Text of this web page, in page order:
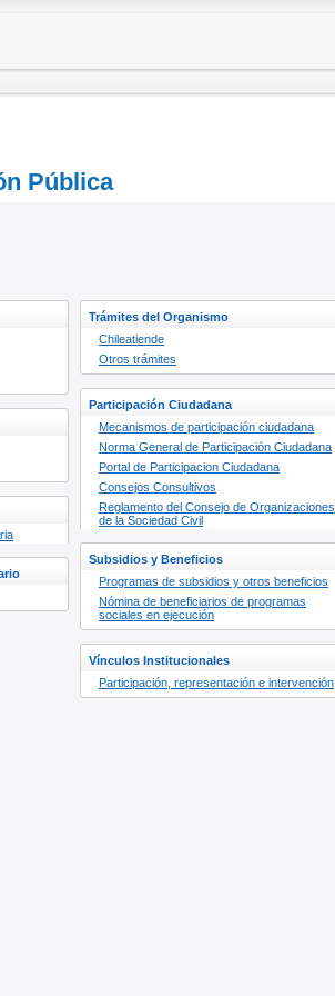
Pública
Trámites del Organismo
Chileatiende
Otros trámites
Participación Ciudadana
Mecanismos de participación ciudadana
Norma General de Participación Ciudadana
Portal de Participacion Ciudadana
Consejos Consultivos
Reglamento del Consejo de Organizaciones
de la Sociedad Civil
Subsidios y Beneficios
Programas de subsidios y otros beneficios
Nómina de beneficiarios de programas
sociales en ejecución
Vínculos Institucionales
Participación, representación e intervención